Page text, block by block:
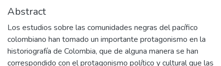
Abstract
Los estudios sobre las comunidades negras del pacífico
colombiano han tomado un importante protagonismo en la
historiografía de Colombia, que de alguna manera se han
correspondido con el protagonismo político y cultural que las